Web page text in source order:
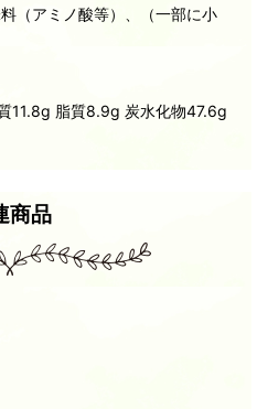
（アミノ酸等）、（一部に小
11.8g 脂質8.9g 炭水化物47.6g
商品